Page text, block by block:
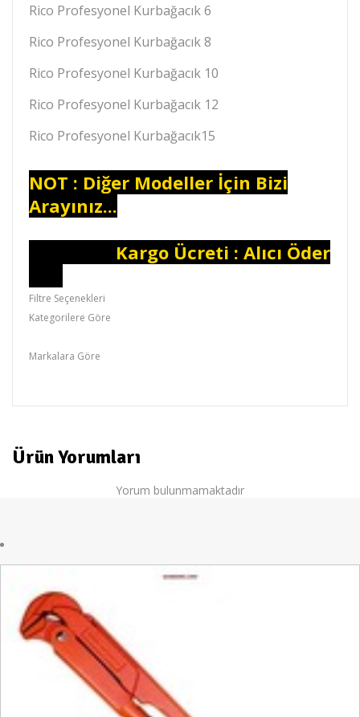
Rico Profesyonel Kurbağacık 6
Rico Profesyonel Kurbağacık 8
Rico Profesyonel Kurbağacık 10
Rico Profesyonel Kurbağacık 12
Rico Profesyonel Kurbağacık15
NOT : Diğer Modeller İçin Bizi
Arayınız...
Kargo Ücreti : Alıcı Öder
Filtre Seçenekleri
Kategorilere Göre
Markalara Göre
Ürün Yorumları
Yorum bulunmamaktadır